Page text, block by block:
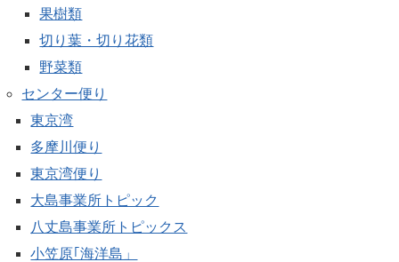
果樹類
切り葉・切り花類
野菜類
センター便り
東京湾
多摩川便り
東京湾便り
大島事業所トピック
八丈島事業所トピックス
小笠原｢海洋島」